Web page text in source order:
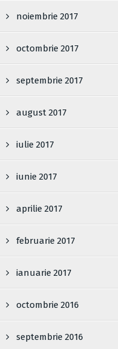
noiembrie 2017
octombrie 2017
septembrie 2017
august 2017
iulie 2017
iunie 2017
aprilie 2017
februarie 2017
ianuarie 2017
octombrie 2016
septembrie 2016